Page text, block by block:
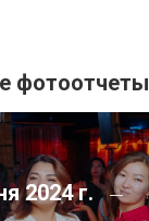
фотоотчеты
2024 г.